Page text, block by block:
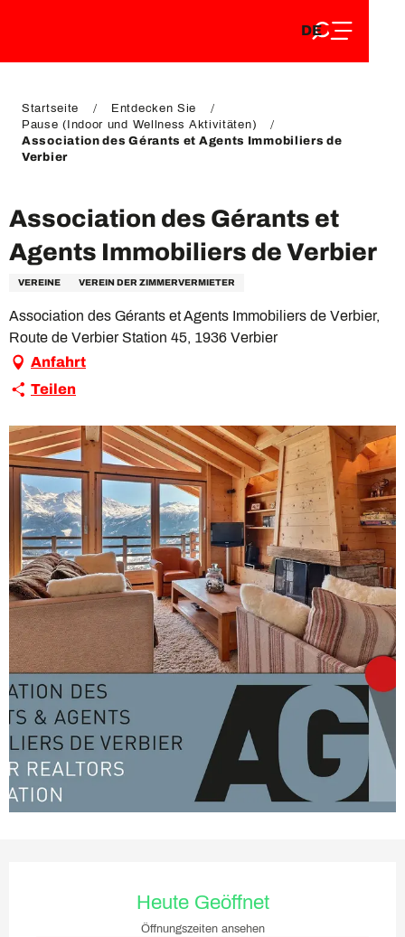
EN
DE
FR
Startseite
Entdecken Sie
Pause (Indoor und Wellness Aktivitäten)
Association des Gérants et Agents Immobiliers de
Verbier
Association des Gérants et
Agents Immobiliers de Verbier
VEREINE VEREIN DER ZIMMERVERMIETER
Association des Gérants et Agents Immobiliers de Verbier,
Route de Verbier Station 45, 1936 Verbier
Anfahrt
Teilen
Heute Geöffnet
Öffnungszeiten ansehen